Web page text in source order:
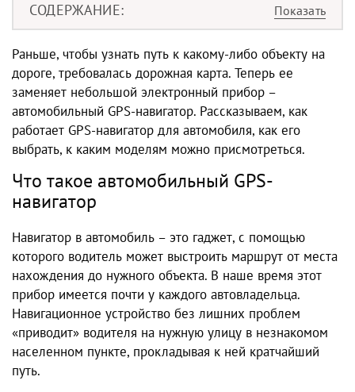
СОДЕРЖАНИЕ
Раньше, чтобы узнать путь к какому-либо объекту на
дороге, требовалась дорожная карта. Теперь ее
заменяет небольшой электронный прибор –
автомобильный GPS-навигатор. Рассказываем, как
работает GPS-навигатор для автомобиля, как его
выбрать, к каким моделям можно присмотреться.
Что такое автомобильный GPS-
навигатор
Навигатор в автомобиль – это гаджет, с помощью
которого водитель может выстроить маршрут от места
нахождения до нужного объекта. В наше время этот
прибор имеется почти у каждого автовладельца.
Навигационное устройство без лишних проблем
«приводит» водителя на нужную улицу в незнакомом
населенном пункте, прокладывая к ней кратчайший
путь.